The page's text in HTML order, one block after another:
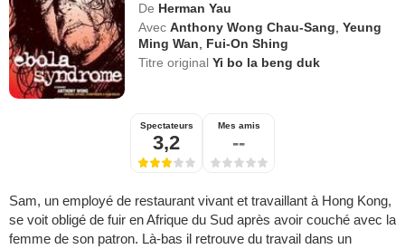
De Herman Yau
Avec Anthony Wong Chau-Sang ,Yeung
Ming Wan
Fui-On Shing
Titre originalYi bo la beng duk
Spectateurs
3,2
Mes amis
--
Sam, un employé de restaurant vivant et travaillant à Hong Kong,
se voit obligé de fuir en Afrique du Sud après avoir couché avec la
femme de son patron. Là-bas il retrouve du travail dans un